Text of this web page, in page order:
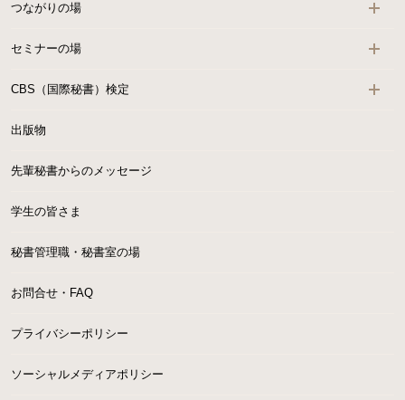
つながりの場
セミナーの場
CBS（国際秘書）検定
出版物
先輩秘書からのメッセージ
学生の皆さま
秘書管理職・秘書室の場
お問合せ・FAQ
プライバシーポリシー
ソーシャルメディアポリシー